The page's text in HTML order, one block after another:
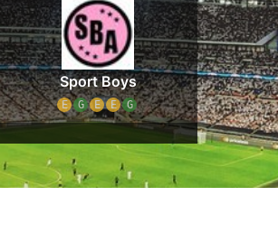
Sport Boys
E G E E G